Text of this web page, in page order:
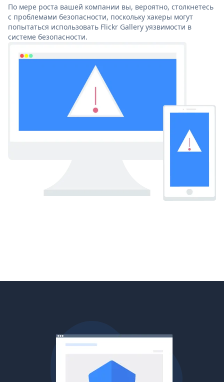
По мере роста вашей компании вы, вероятно, столкнетесь
с проблемами безопасности, поскольку хакеры могут
попытаться использовать Flickr Gallery уязвимости в
системе безопасности.